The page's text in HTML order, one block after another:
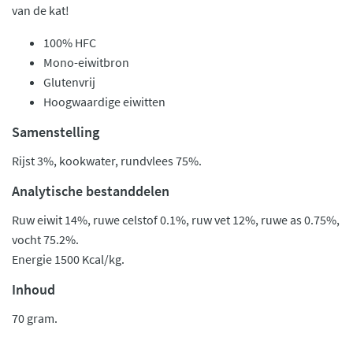
van de kat!
100% HFC
Mono-eiwitbron
Glutenvrij
Hoogwaardige eiwitten
Samenstelling
Rijst 3%, kookwater, rundvlees 75%.
Analytische bestanddelen
Ruw eiwit 14%, ruwe celstof 0.1%, ruw vet 12%, ruwe as 0.75%,
vocht 75.2%.
Energie 1500 Kcal/kg.
Inhoud
70 gram.